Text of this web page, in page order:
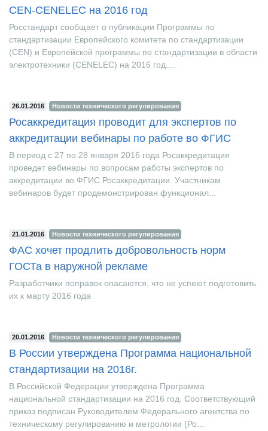
Опубликована Программа по стандартизации
CEN-CENELEC на 2016 год
Росстандарт сообщает о публикации Программы по
стандартизации Европейского комитета по стандартизации
(CEN) и Европейской программы по стандартизации в области
26.01.2016
Росаккредитация проводит для экспертов по
аккредитации вебинары по работе во ФГИС
В период с 27 по 28 января 2016 года Росаккредитация
проведет вебинары по вопросам работы экспертов по
аккредитации во ФГИС Росаккредитации. Участникам
21.01.2016 Новости технического регулирования
ФАС хочет продлить добровольность норм
ГОСТа в наружной рекламе
Разработчики поправок опасаются, что не успеют подготовить
20.01.2016 Новости технического регулирования
В России утверждена Программа национальной
стандартизации на 2016г.
В Российской Федерации утверждена Программа
национальной стандартизации на 2016 год. Соответствующий
приказ подписан Руководителем Федерального агентства по